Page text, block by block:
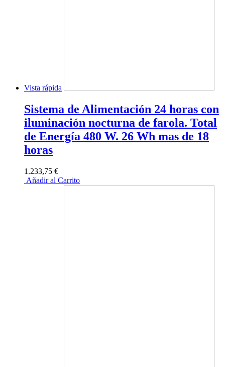
Vista rápida
Sistema de Alimentación 24 horas con
iluminación nocturna de farola. Total
de Energía 480 W. 26 Wh mas de 18
horas
1.233,75 €
Añadir al Carrito